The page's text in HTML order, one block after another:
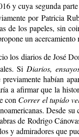
y cuya segunda
por Patricia
de los papeles, sin
un acercamiento
los diarios de José
Si Diarios,
previamente habían
a afirmar que la
con Correr el tupido
Desde
de Rodrigo
y admiradores que